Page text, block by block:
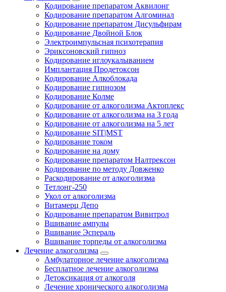
Кодирование препаратом Аквилонг
Кодирование препаратом Алгоминал
Кодирование препаратом Дисульфирам
Кодирование Двойной Блок
Электроимпульсная психотерапия
Эриксоновский гипноз
Кодирование иглоукалыванием
Имплантация Продетоксон
Кодирование Алкоблокада
Кодирование гипнозом
Кодирование Колме
Кодирование от алкоголизма Актоплекс
Кодирование от алкоголизма на 3 года
Кодирование от алкоголизма на 5 лет
Кодирование SIT|MST
Кодирование током
Кодирование на дому
Кодирование препаратом Налтрексон
Кодирование по методу Довженко
Раскодирование от алкоголизма
Тетлонг-250
Укол от алкоголизма
Витамерц Депо
Кодирование препаратом Вивитрол
Вшивание ампулы
Вшивание Эспераль
Вшивание торпеды от алкоголизма
Лечение алкоголизма
Амбулаторное лечение алкоголизма
Бесплатное лечение алкоголизма
Детоксикация от алкоголя
Лечение хронического алкоголизма